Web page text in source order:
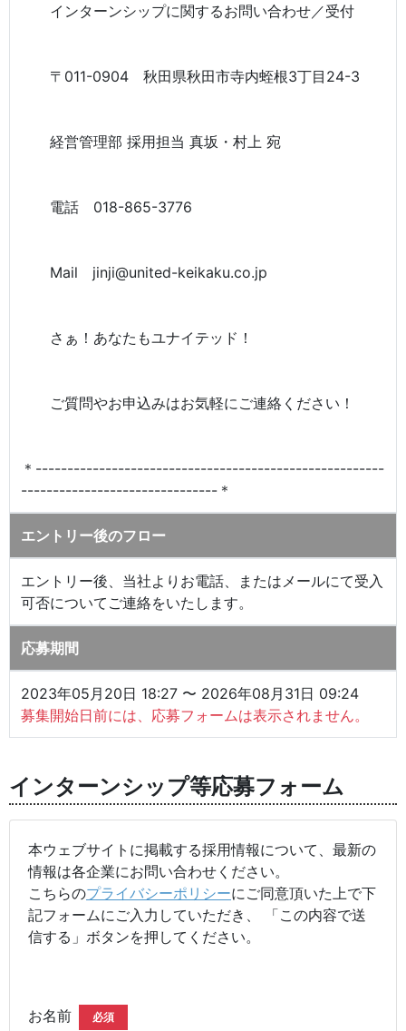
インターンシップに関するお問い合わせ／受付
〒011-0904 秋田県秋田市寺内蛭根3丁目24-3
経営管理部 採用担当 真坂・村上 宛
電話 018-865-3776
Mail jinji@united-keikaku.co.jp
さぁ！あなたもユナイテッド！
ご質問やお申込みはお気軽にご連絡ください！
＊-------------------------------------------------------
-------------------------------＊
エントリー後のフロー
エントリー後、当社よりお電話、またはメールにて受入
可否についてご連絡をいたします。
応募期間
2023年05月20日 18:27 〜 2026年08月31日 09:24
募集開始日前には、応募フォームは表示されません。
インターンシップ等応募フォーム
本ウェブサイトに掲載する採用情報について、最新の
情報は各企業にお問い合わせください。
こちらのプライバシーポリシーにご同意頂いた上で下
記フォームにご入力していただき、 「この内容で送
信する」ボタンを押してください。
お名前 必須